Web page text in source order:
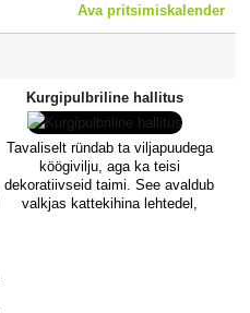
Ava pritsimiskalender
Kurgipulbriline hallitus
Tavaliselt ründab ta viljapuudega
köögivilju, aga ka teisi
dekoratiivseid taimi. See avaldub
valkjas kattekihina lehtedel,